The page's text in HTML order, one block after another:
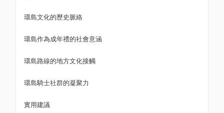
環島文化的歷史脈絡
環島作為成年禮的社會意涵
環島路線的地方文化接觸
環島騎士社群的凝聚力
實用建議